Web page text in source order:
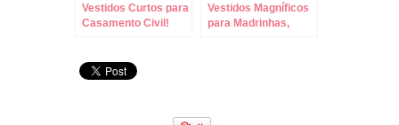
Vestidos Curtos para
Casamento Civil!
Vestidos Magníficos
para Madrinhas,